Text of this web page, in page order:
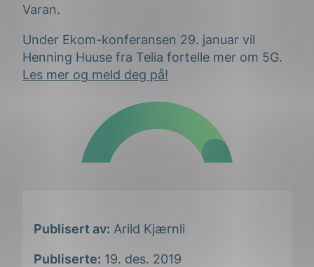
Varan.
Under Ekom-konferansen 29. januar vil
Henning Huuse fra Telia fortelle mer om 5G.
Les mer og meld deg på!
Publisert av: Arild Kjærnli
Publiserte: 19. des. 2019